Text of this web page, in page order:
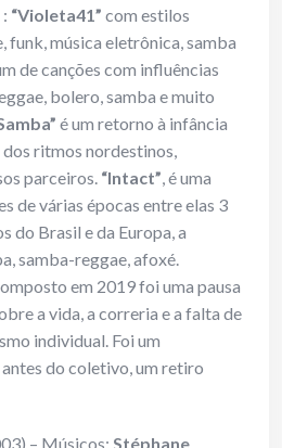
“Violeta41” com estilos
funk, música eletrônica, samba
de canções com influências
bolero, samba e muito
é um retorno à infância
ritmos nordestinos,
parceiros. “Intact”, é uma
de várias épocas entre elas 3
do Brasil e da Europa, a
samba-reggae, afoxé.
em 2019 foi uma pausa
a vida, a correria e a falta de
individual. Foi um
do coletivo, um retiro
– Músicos: Stéphane